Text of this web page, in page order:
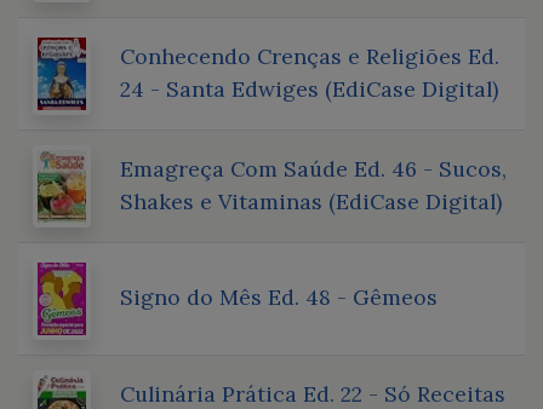
Conhecendo Crenças e Religiões Ed.
24 - Santa Edwiges (EdiCase Digital)
Emagreça Com Saúde Ed. 46 - Sucos,
Shakes e Vitaminas (EdiCase Digital)
Signo do Mês Ed. 48 - Gêmeos
Culinária Prática Ed. 22 - Só Receitas